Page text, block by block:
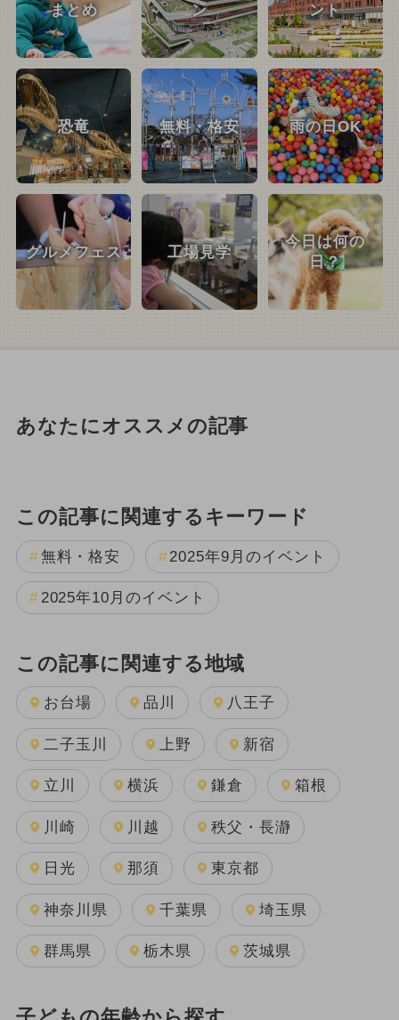
まとめ
ン
ント
恐竜 無料・格安 雨の日OK
グルメフェス 工場見学
今日は何の
日？
あなたにオススメの記事
この記事に関連するキーワード
無料・格安 2025年9月のイベント
2025年10月のイベント
この記事に関連する地域
お台場 品川 八王子
二子玉川 上野 新宿
立川 横浜 鎌倉 箱根
川崎 川越 秩父・長瀞
日光 那須 東京都
神奈川県 千葉県 埼玉県
群馬県 栃木県 茨城県